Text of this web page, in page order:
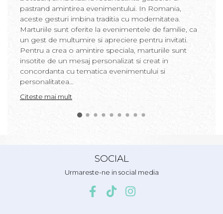
pastrand amintirea evenimentului. In Romania,
aceste gesturi imbina traditia cu modernitatea.
Marturiile sunt oferite la evenimentele de familie, ca
un gest de multumire si apreciere pentru invitati.
Pentru a crea o amintire speciala, marturiile sunt
insotite de un mesaj personalizat si creat in
concordanta cu tematica evenimentului si
personalitatea...
Citeste mai mult
SOCIAL
Urmareste-ne in social media